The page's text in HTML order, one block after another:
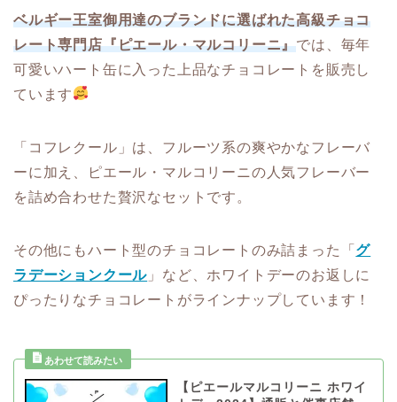
ベルギー王室御用達のブランドに選ばれた高級チョコ
レート専門店『ピエール・マルコリーニ』では、毎年
可愛いハート缶に入った上品なチョコレートを販売し
ています
「コフレクール」は、フルーツ系の爽やかなフレーバ
ーに加え、ピエール・マルコリーニの人気フレーバー
を詰め合わせた贅沢なセットです。
その他にもハート型のチョコレートのみ詰まった「 グ
ラデーションクール 」など、ホワイトデーのお返しに
ぴったりなチョコレートがラインナップしています！
【ピエールマルコリーニ ホワイ